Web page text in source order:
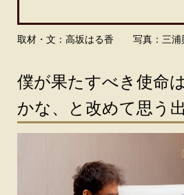
取材・文：高坂はる香 写真：三浦
僕が果たすべき使命
かな、と改めて思う